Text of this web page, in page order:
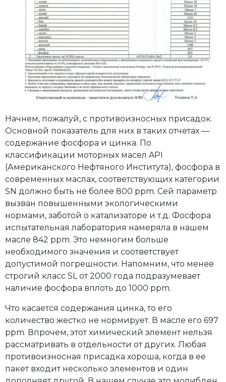
Начнем, пожалуй, с противоизносных присадок.
Основной показатель для них в таких отчетах —
содержание фосфора и цинка. По
классификации моторных масел API
(Американского Нефтяного Института), фосфора в
современных маслах, соответствующих категории
SN должно быть не более 800 ppm. Сей параметр
вызван повышенными экологическими
нормами, заботой о катализаторе и т.д. Фосфора
испытательная лаборатория намеряла в нашем
масле 842 ppm. Это немногим больше
необходимого значения и соответствует
допустимой погрешности. Напомним, что менее
строгий класс SL от 2000 года подразумевает
наличие фосфора вплоть до 1000 ppm.
Что касается содержания цинка, то его
количество жестко не нормирует. В масле его 697
ppm. Впрочем, этот химический элемент нельзя
рассматривать в отдельности от других. Любая
противоизносная присадка хороша, когда в ее
пакет входит несколько элементов и один